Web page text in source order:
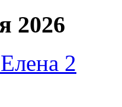
2026
2